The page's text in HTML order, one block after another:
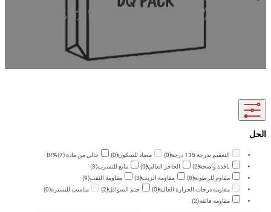
التجارية مع الأكياس الرباعية الختم المخصصة من أفضل مصنع للأكياس الرباعية الختم
هذه الأكياس مثالية للقهوة وأطعمة الكلاب، حيث توفر المتانة والراحة في الوقوف.
التعقيم بدرجة 135 درجة (0) مضاد للسكون(0) خالي من مادة BPA (7)
نافذة واضحة(2) الحاجز العالي(9) مانع للتسرب(3)
مقاوم للرطوبة(8) مقاومة الزيت(3) مقاومة الثقب(9)
مقاومة درجات الحرارة العالية (0) ختم السوائل(2) مناسب للبسترة(0)
مقاومة فائقة(2)